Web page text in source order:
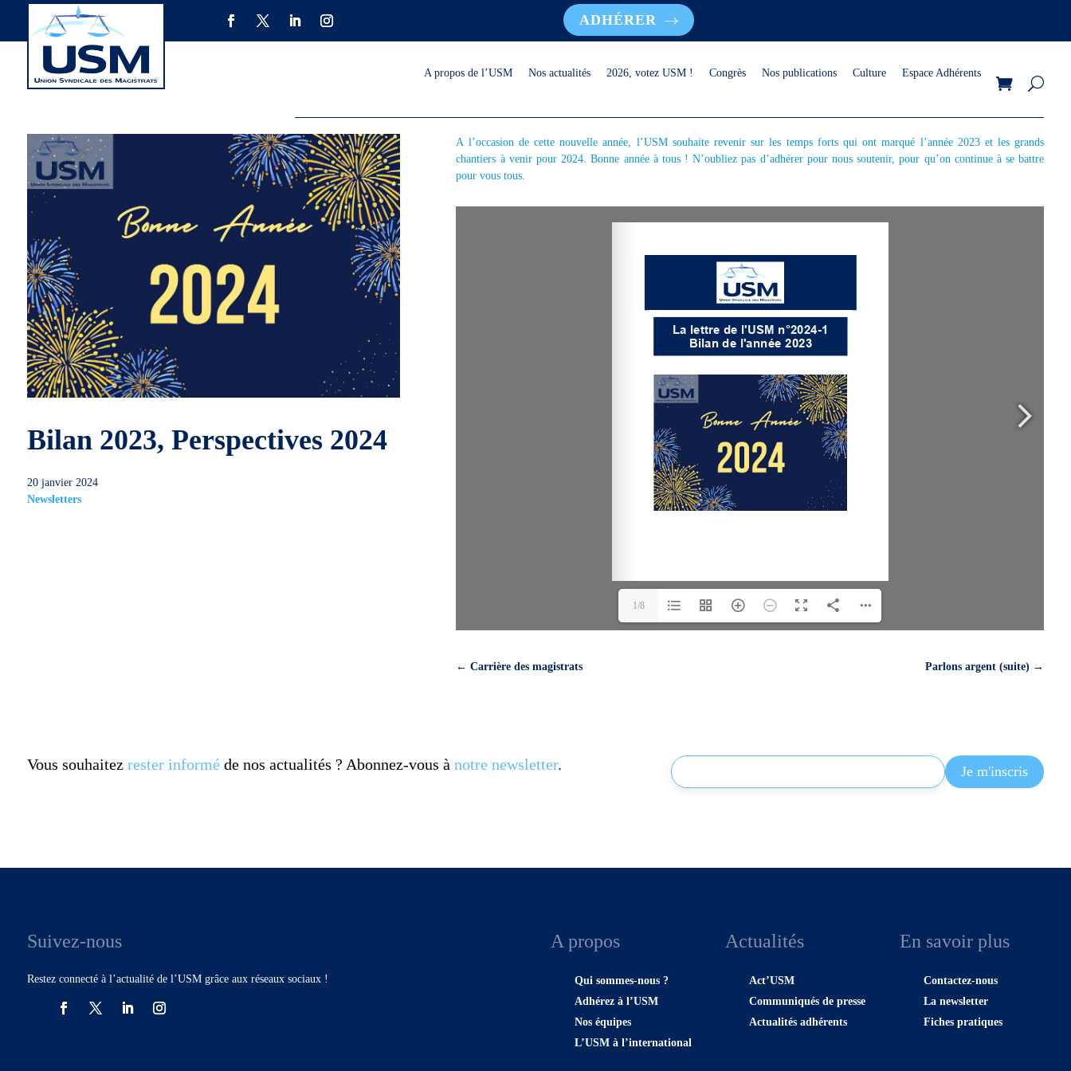
ADHÉRER
A propos de l’USM Nos actualités 2026, votez USM ! Congrès Nos publications Culture Espace Adhérents
Bilan 2023, Perspectives 2024
20 janvier 2024
Newsletters
A l’occasion de cette nouvelle année, l’USM souhaite revenir sur les temps forts qui ont marqué l’année 2023 et les grands
chantiers à venir pour 2024. Bonne année à tous ! N’oubliez pas d’adhérer pour nous soutenir, pour qu’on continue à se battre
pour vous tous.
1/8
←Carrière des magistrats Parlons argent (suite) →
Vous souhaitez rester informéde nos actualités ? Abonnez-vous à notre newsletter.
Suivez-nous
Restez connecté à l’actualité de l’USM grâce aux réseaux sociaux !
A propos
Qui sommes-nous ?
Adhérez à l’USM
Nos équipes
L’USM à l’international
Actualités
Act’USM
Communiqués de presse
Actualités adhérents
En savoir plus
Contactez-nous
La newsletter
Fiches pratiques